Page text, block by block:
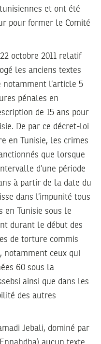
et ont été
pour former le Comité
octobre 2011 relatif
les anciens textes
l’article 5
pénales en
de 15 ans pour
De par ce décret-loi
en Tunisie, les crimes
que lorsque
d’une période
à partir de la date du
dans l’impunité tous
en Tunisie sous le
durant le début des
de torture commis
notamment ceux qui
60 sous la
ainsi que dans les
des autres
Jebali, dominé par